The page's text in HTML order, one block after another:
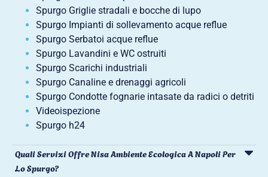
Spurgo Griglie stradali e bocche di lupo
Spurgo Impianti di sollevamento acque reflue
Spurgo Serbatoi acque reflue
Spurgo Lavandini e WC ostruiti
Spurgo Scarichi industriali
Spurgo Canaline e drenaggi agricoli
Spurgo Condotte fognarie intasate da radici o detriti
Videoispezione
Spurgo h24
Quali Servizi Offre Nisa Ambiente Ecologica A Napoli Per
Lo Spurgo?